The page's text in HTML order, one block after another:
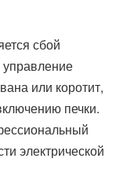
сбой
управление
или коротит,
печки.
электрической